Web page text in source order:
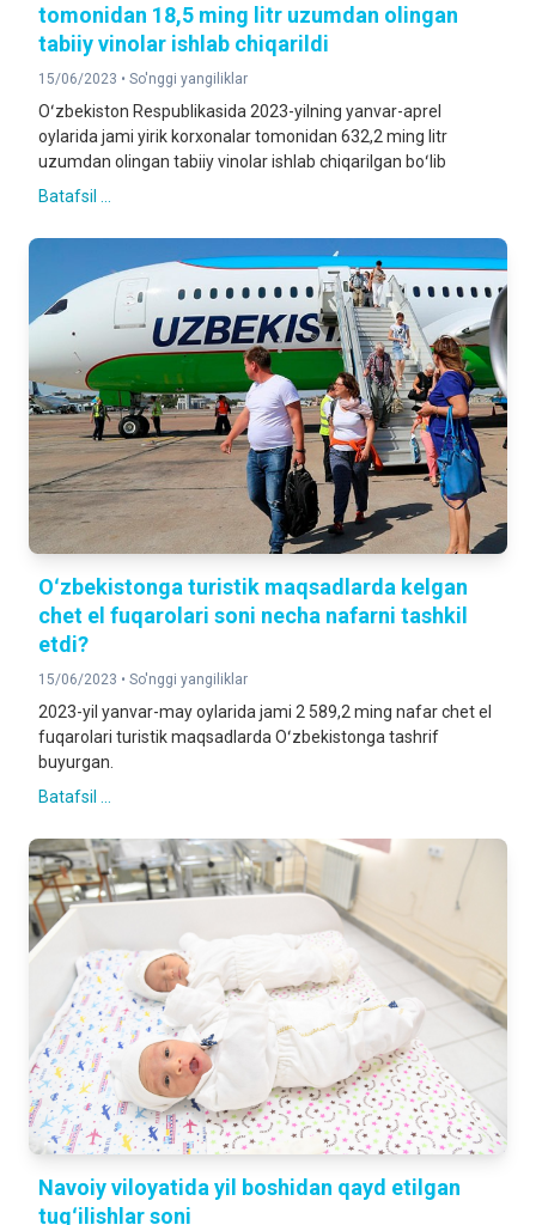
tomonidan 18,5 ming litr uzumdan olingan
tabiiy vinolar ishlab chiqarildi
15/06/2023 • So'nggi yangiliklar
Oʻzbekiston Respublikasida 2023-yilning yanvar-aprel
oylarida jami yirik korxonalar tomonidan 632,2 ming litr
uzumdan olingan tabiiy vinolar ishlab chiqarilgan boʻlib
Batafsil ...
Oʻzbekistonga turistik maqsadlarda kelgan
chet el fuqarolari soni necha nafarni tashkil
etdi?
15/06/2023 • So'nggi yangiliklar
2023-yil yanvar-may oylarida jami 2 589,2 ming nafar chet el
fuqarolari turistik maqsadlarda Oʻzbekistonga tashrif
buyurgan.
Batafsil ...
Navoiy viloyatida yil boshidan qayd etilgan
tugʻilishlar soni